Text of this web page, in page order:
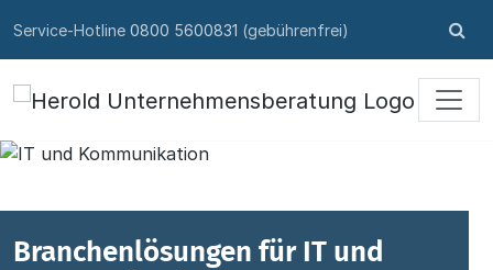
Service-Hotline 0800 5600831 (gebührenfrei)
Branchenlösungen für IT und